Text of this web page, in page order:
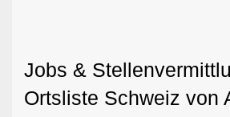
Jobs &
Ortsliste Schweiz von